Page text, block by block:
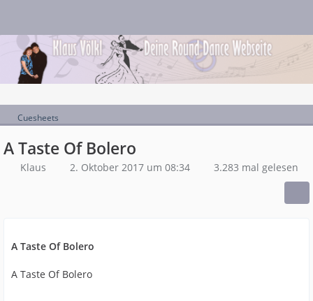
Cuesheets
A Taste Of Bolero
Klaus 2. Oktober 2017 um 08:34 3.283 mal gelesen
A Taste Of Bolero
A Taste Of Bolero